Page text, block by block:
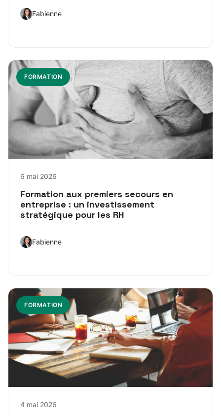
Fabienne
FORMATION
6 mai 2026
Formation aux premiers secours en
entreprise : un investissement
stratégique pour les RH
Fabienne
FORMATION
4 mai 2026